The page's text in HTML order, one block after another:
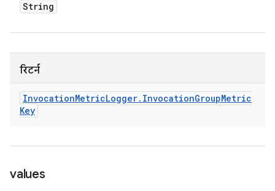
String
रिटर्न
InvocationMetricLogger. InvocationGroupMetric
Key
values